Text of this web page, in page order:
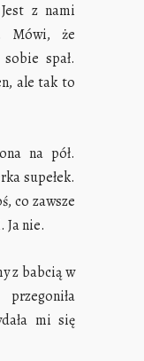
z nami
Mówi, że
spał.
ale tak to
na pół.
supełek.
co zawsze
Ja nie.
z babcią w
mi się